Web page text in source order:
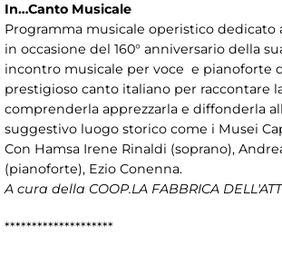
In…Canto Musicale
Programma musicale operistico dedicato
in occasione del 160° anniversario della
incontro musicale per voce e pianoforte
prestigioso canto italiano per raccontare
comprenderla apprezzarla e diffonderla
suggestivo luogo storico come i Musei
Con Hamsa Irene Rinaldi (soprano),
(pianoforte), Ezio Conenna.
A cura della COOP.LA FABBRICA
********************